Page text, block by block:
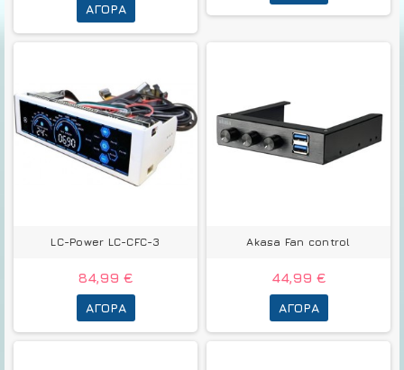
ΑΓΟΡΆ
LC-Power LC-CFC-3
84,99 €
ΑΓΟΡΆ
Akasa Fan control
44,99 €
ΑΓΟΡΆ